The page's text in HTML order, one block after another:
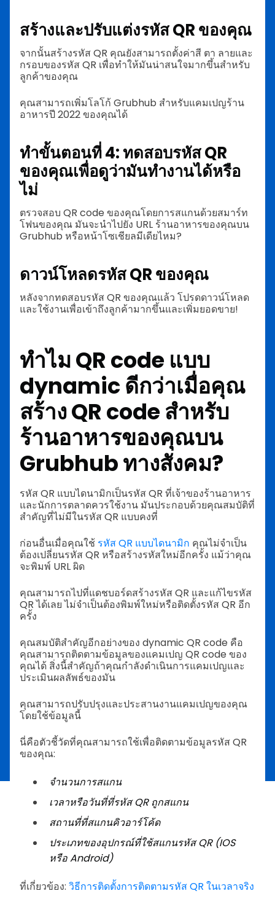
สร้างและปรับแต่งรหัส QR ของคุณ
จากนั้นสร้างรหัส QR คุณยังสามารถตั้งค่าสี ตา ลายและ
กรอบของรหัส QR เพื่อทำให้มันน่าสนใจมากขึ้นสำหรับ
ลูกค้าของคุณ
คุณสามารถเพิ่มโลโก้ Grubhub สำหรับแคมเปญร้าน
อาหารปี 2022 ของคุณได้
ทำขั้นตอนที่ 4: ทดสอบรหัส QR
ของคุณเพื่อดูว่ามันทำงานได้หรือ
ไม่
ตรวจสอบ QR code ของคุณโดยการสแกนด้วยสมาร์ท
โฟนของคุณ มันจะนำไปยัง URL ร้านอาหารของคุณบน
Grubhub หรือหน้าโซเชียลมีเดียไหม?
ดาวน์โหลดรหัส QR ของคุณ
หลังจากทดสอบรหัส QR ของคุณแล้ว โปรดดาวน์โหลด
และใช้งานเพื่อเข้าถึงลูกค้ามากขึ้นและเพิ่มยอดขาย!
ทำไม QR code แบบ
dynamic ดีกว่าเมื่อคุณ
สร้าง QR code สำหรับ
ร้านอาหารของคุณบน
Grubhub ทางสังคม?
รหัส QR แบบไดนามิกเป็นรหัส QR ที่เจ้าของร้านอาหาร
และนักการตลาดควรใช้งาน มันประกอบด้วยคุณสมบัติที่
สำคัญที่ไม่มีในรหัส QR แบบคงที่
ก่อนอื่นเมื่อคุณใช้ รหัส QR แบบไดนามิก คุณไม่จำเป็น
ต้องเปลี่ยนรหัส QR หรือสร้างรหัสใหม่อีกครั้ง แม้ว่าคุณ
จะพิมพ์ URL ผิด
คุณสามารถไปที่แดชบอร์ดสร้างรหัส QR และแก้ไขรหัส
QR ได้เลย ไม่จำเป็นต้องพิมพ์ใหม่หรือติดตั้งรหัส QR อีก
ครั้ง
คุณสมบัติสำคัญอีกอย่างของ dynamic QR code คือ
คุณสามารถติดตามข้อมูลของแคมเปญ QR code ของ
คุณได้ สิ่งนี้สำคัญถ้าคุณกำลังดำเนินการแคมเปญและ
ประเมินผลลัพธ์ของมัน
คุณสามารถปรับปรุงและประสานงานแคมเปญของคุณ
โดยใช้ข้อมูลนี้
นี่คือตัวชี้วัดที่คุณสามารถใช้เพื่อติดตามข้อมูลรหัส QR
ของคุณ:
จำนวนการสแกน
เวลาหรือวันที่ที่รหัส QR ถูกสแกน
สถานที่ที่สแกนคิวอาร์โค้ด
ประเภทของอุปกรณ์ที่ใช้สแกนรหัส QR (IOS
หรือ Android)
ที่เกี่ยวข้อง: วิธีการติดตั้งการติดตามรหัส QR ในเวลาจริง